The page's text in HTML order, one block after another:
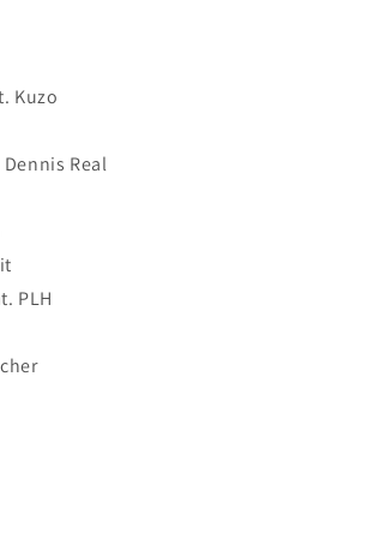
Kuzo
Real
PLH